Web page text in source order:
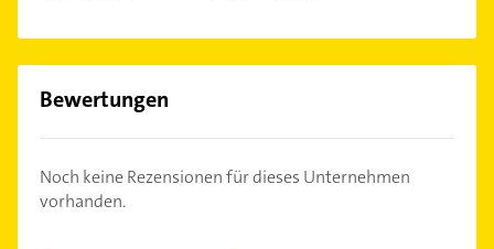
Bewertungen
Noch keine Rezensionen für dieses Unternehmen
vorhanden.